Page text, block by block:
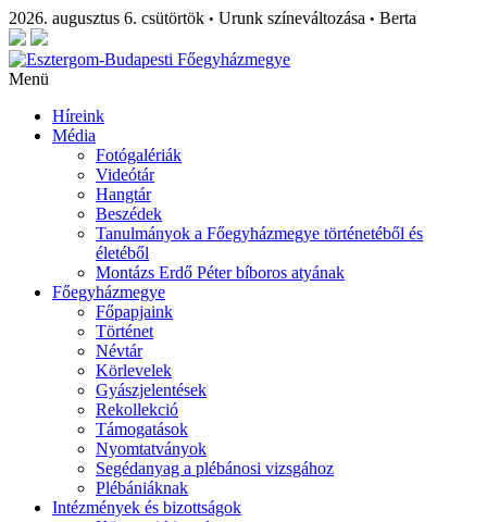
2026. augusztus 6. csütörtök • Urunk színeváltozása • Berta
Menü
Híreink
Média
Fotógalériák
Videótár
Hangtár
Beszédek
Tanulmányok a Főegyházmegye történetéből és
életéből
Montázs Erdő Péter bíboros atyának
Főegyházmegye
Főpapjaink
Történet
Névtár
Körlevelek
Gyászjelentések
Rekollekció
Támogatások
Nyomtatványok
Segédanyag a plébánosi vizsgához
Plébániáknak
Intézmények és bizottságok